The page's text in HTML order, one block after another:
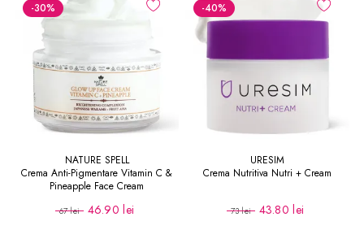
-30%
NATURE SPELL
Crema Anti-Pigmentare Vitamin C &
Pineapple Face Cream
67 lei 46.90 lei
-40%
URESIM
Crema Nutritiva Nutri + Cream
73 lei 43.80 lei